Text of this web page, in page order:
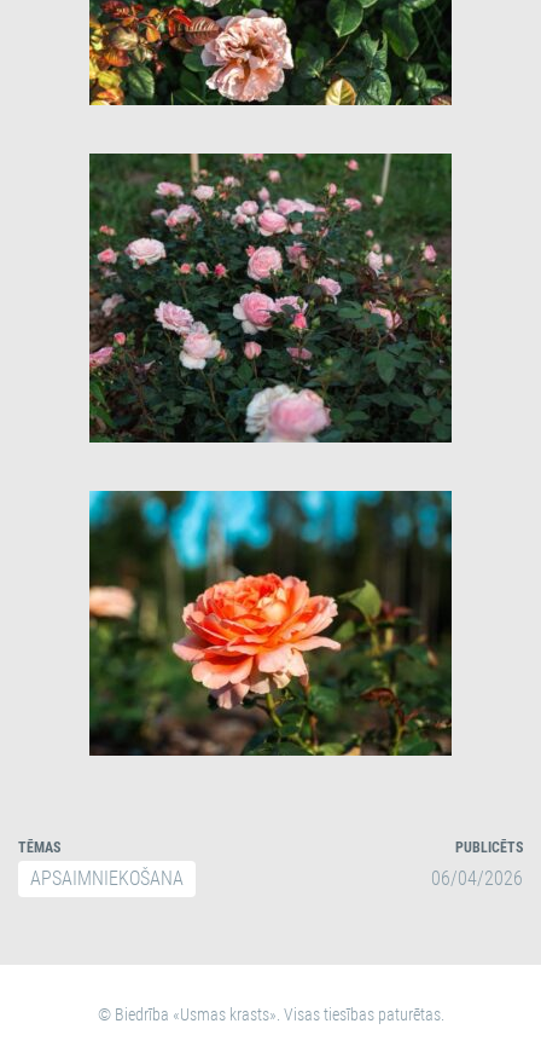
TĒMAS
APSAIMNIEKOŠANA
PUBLICĒTS
06/04/2026
© Biedrība «Usmas krasts». Visas tiesības paturētas.